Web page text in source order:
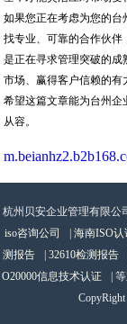
如果您正在考虑为您的台
找专业、可靠的合作伙
是正在寻求管理突破的
市场、赢得客户信赖的有
希望这篇文章能为台州
从容。
杭州贝安企业管理有限公
iso咨询公司
海南ISO认
测报告
32610检测报告
O20000信息技术认证
|